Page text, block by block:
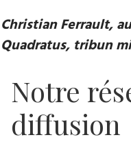
Christian Ferrault,
Quadratus, tribun
Notre
diffusion